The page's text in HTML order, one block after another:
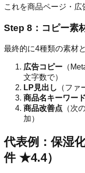
これを商品ページ・広
Step 8：コピー素
最終的に4種類の素材
広告コピー （
文字数で）
LP見出し
（フ
商品名キーワード
商品改善点 （次
加）
代表例：保湿
件 ★4.4）